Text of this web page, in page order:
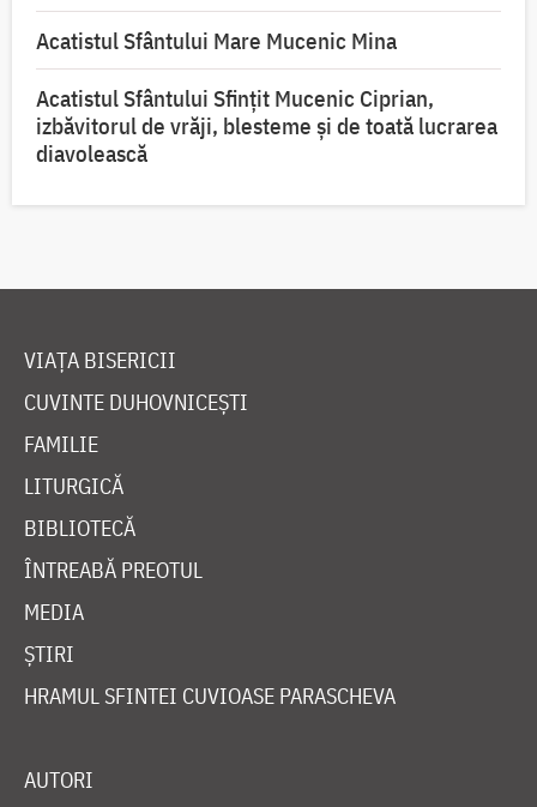
Acatistul Sfântului Mare Mucenic Mina
Acatistul Sfântului Sfințit Mucenic Ciprian,
izbăvitorul de vrăji, blesteme și de toată lucrarea
diavolească
VIAȚA BISERICII
CUVINTE DUHOVNICEȘTI
FAMILIE
LITURGICĂ
BIBLIOTECĂ
ÎNTREABĂ PREOTUL
MEDIA
ȘTIRI
HRAMUL SFINTEI CUVIOASE PARASCHEVA
AUTORI